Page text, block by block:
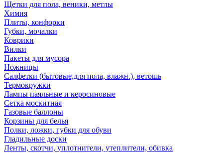
Щетки для пола, веники, метлы
Химия
Плиты, конфорки
Губки, мочалки
Коврики
Вилки
Пакеты для мусора
Ножницы
Салфетки (бытовые,для пола, влажн.), ветошь
Термокружки
Лампы паяльные и керосиновые
Сетка москитная
Газовые баллоны
Корзины для белья
Полки, ложки, губки для обуви
Гладильные доски
Ленты, скотчи, уплотнители, утеплители, обивка